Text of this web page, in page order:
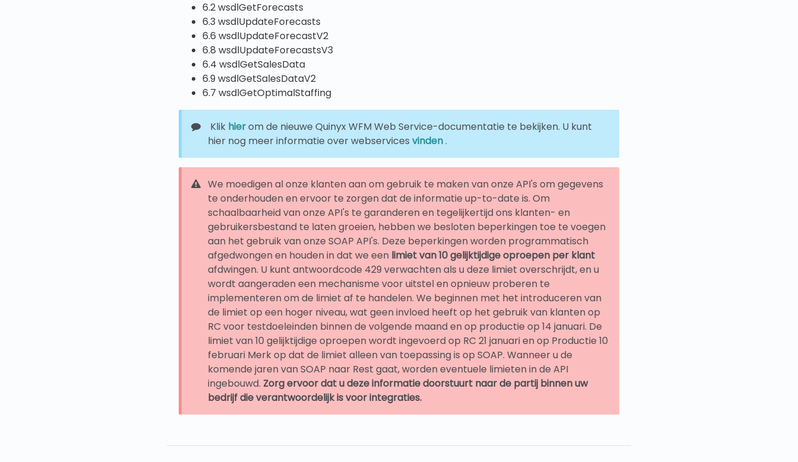
6.2 wsdlGetForecasts
6.3 wsdlUpdateForecasts
6.6 wsdlUpdateForecastV2
6.8 wsdlUpdateForecastsV3
6.4 wsdlGetSalesData
6.9 wsdlGetSalesDataV2
6.7 wsdlGetOptimalStaffing
Klik hierom de nieuwe Quinyx WFM Web Service-documentatie te bekijken. U kunt
hier nog meer informatie over webservices vinden.
We moedigen al onze klanten aan om gebruik te maken van onze API's om gegevens
te onderhouden en ervoor te zorgen dat de informatie up-to-date is. Om
schaalbaarheid van onze API's te garanderen en tegelijkertijd ons klanten- en
gebruikersbestand te laten groeien, hebben we besloten beperkingen toe te voegen
aan het gebruik van onze SOAP API's. Deze beperkingen worden programmatisch
afgedwongen en houden in dat we een limiet van 10 gelijktijdige oproepen per klant
afdwingen. U kunt antwoordcode 429 verwachten als u deze limiet overschrijdt, en u
wordt aangeraden een mechanisme voor uitstel en opnieuw proberen te
implementeren om de limiet af te handelen. We beginnen met het introduceren van
de limiet op een hoger niveau, wat geen invloed heeft op het gebruik van klanten op
RC voor testdoeleinden binnen de volgende maand en op productie op 14 januari. De
limiet van 10 gelijktijdige oproepen wordt ingevoerd op RC 21 januari en op Productie 10
februari Merk op dat de limiet alleen van toepassing is op SOAP. Wanneer u de
komende jaren van SOAP naar Rest gaat, worden eventuele limieten in de API
ingebouwd. Zorg ervoor dat u deze informatie doorstuurt naar de partij binnen uw
bedrijf die verantwoordelijk is voor integraties.